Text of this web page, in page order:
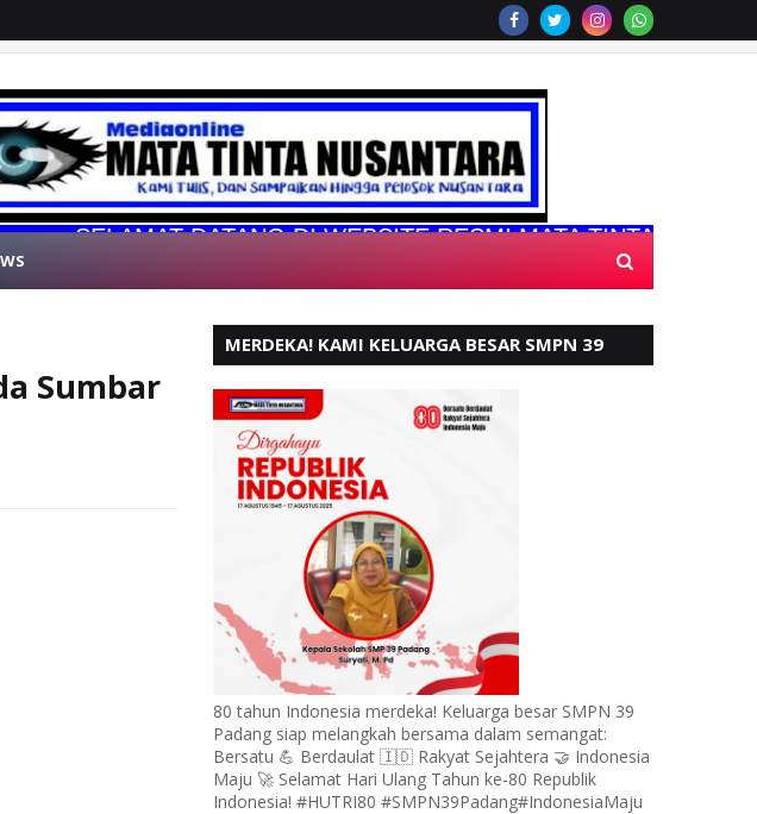
DATANG DI WEBSITE RESMI MATA TINTA NUSANTARA
Sumbar
MERDEKA! KAMI KELUARGA BESAR SMPN 39
80 tahun Indonesia merdeka! Keluarga besar SMPN 39
Padang siap melangkah bersama dalam semangat:
Bersatu 💪 Berdaulat 🇮🇩 Rakyat Sejahtera 🤝 Indonesia
Maju 🚀 Selamat Hari Ulang Tahun ke-80 Republik
Indonesia! #HUTRI80 #SMPN39Padang#IndonesiaMaju